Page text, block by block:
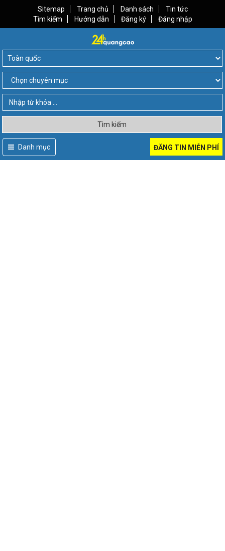
Sitemap Trang chủ Danh sách
Tin tức
Tìm kiếm
Hướng dẫn Đăng ký Đăng nhập
Tìm kiếm
Danh mục ĐĂNG TIN MIỄN PHÍ